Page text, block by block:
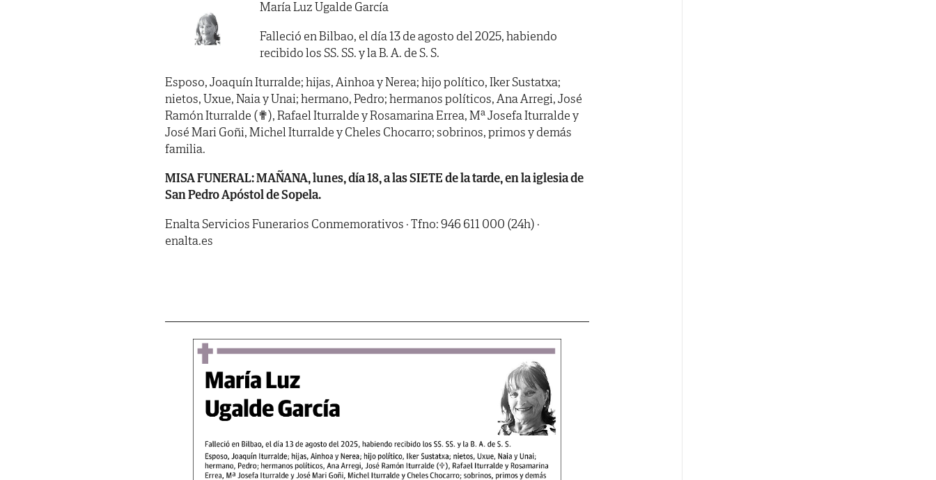
María Luz Ugalde García
Falleció en Bilbao, el día 13 de agosto del 2025, habiendo
recibido los SS. SS. y la B. A. de S. S.
Esposo, Joaquín Iturralde; hijas, Ainhoa y Nerea; hijo político, Iker Sustatxa;
nietos, Uxue, Naia y Unai; hermano, Pedro; hermanos políticos, Ana Arregi, José
Ramón Iturralde (✟), Rafael Iturralde y Rosamarina Errea, Mª Josefa Iturralde y
José Mari Goñi, Michel Iturralde y Cheles Chocarro; sobrinos, primos y demás
familia.
MISA FUNERAL: MAÑANA, lunes, día 18, a las SIETE de la tarde, en la iglesia de
San Pedro Apóstol de Sopela.
Enalta Servicios Funerarios Conmemorativos · Tfno: 946 611 000 (24h) ·
enalta.es